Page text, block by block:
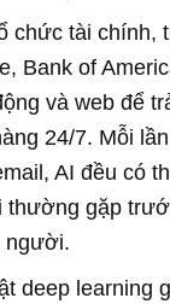
chức tài chính,
Bank of
và web để
24/7. Mỗi
AI đều có
thường gặp
người.
deep learning